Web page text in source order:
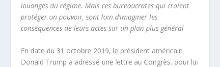
louanges du régime. Mais ces bureaucrates qui croient
protéger un pouvoir, sont loin d’imaginer les
conséquences de leurs actes sur un plan plus général
En date du 31 octobre 2019, le président américain
Donald Trump a adressé une lettre au Congrès, pour lui